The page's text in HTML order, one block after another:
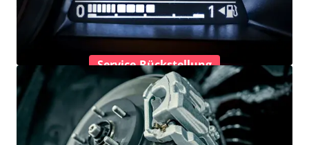
Service-Rückstellung